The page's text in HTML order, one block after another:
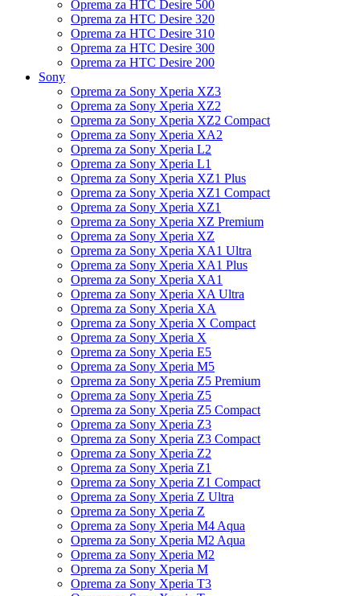
Oprema za HTC Desire 500
Oprema za HTC Desire 320
Oprema za HTC Desire 310
Oprema za HTC Desire 300
Oprema za HTC Desire 200
Sony
Oprema za Sony Xperia XZ3
Oprema za Sony Xperia XZ2
Oprema za Sony Xperia XZ2 Compact
Oprema za Sony Xperia XA2
Oprema za Sony Xperia L2
Oprema za Sony Xperia L1
Oprema za Sony Xperia XZ1 Plus
Oprema za Sony Xperia XZ1 Compact
Oprema za Sony Xperia XZ1
Oprema za Sony Xperia XZ Premium
Oprema za Sony Xperia XZ
Oprema za Sony Xperia XA1 Ultra
Oprema za Sony Xperia XA1 Plus
Oprema za Sony Xperia XA1
Oprema za Sony Xperia XA Ultra
Oprema za Sony Xperia XA
Oprema za Sony Xperia X Compact
Oprema za Sony Xperia X
Oprema za Sony Xperia E5
Oprema za Sony Xperia M5
Oprema za Sony Xperia Z5 Premium
Oprema za Sony Xperia Z5
Oprema za Sony Xperia Z5 Compact
Oprema za Sony Xperia Z3
Oprema za Sony Xperia Z3 Compact
Oprema za Sony Xperia Z2
Oprema za Sony Xperia Z1
Oprema za Sony Xperia Z1 Compact
Oprema za Sony Xperia Z Ultra
Oprema za Sony Xperia Z
Oprema za Sony Xperia M4 Aqua
Oprema za Sony Xperia M2 Aqua
Oprema za Sony Xperia M2
Oprema za Sony Xperia M
Oprema za Sony Xperia T3